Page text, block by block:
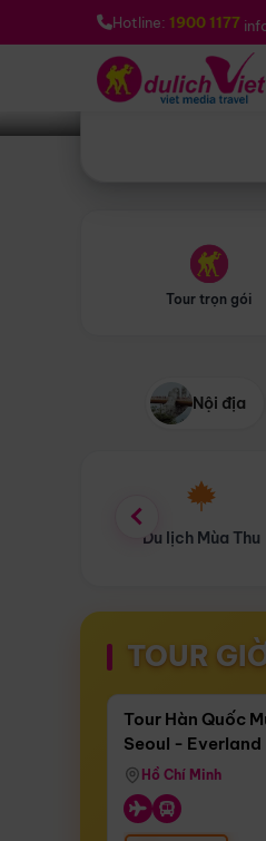
Hotline: 1900 1177
Bạn muốn đi đâu? *
Tour trọn gói
Nội địa
Du lịch Mùa Đông
TOUR
Còn16 ngày 14:59:27
Bay Sun Phuquoc
Tour Hàn Quốc
Seoul -
Tháp Namsan
Airways)
Hồ Chí Minh